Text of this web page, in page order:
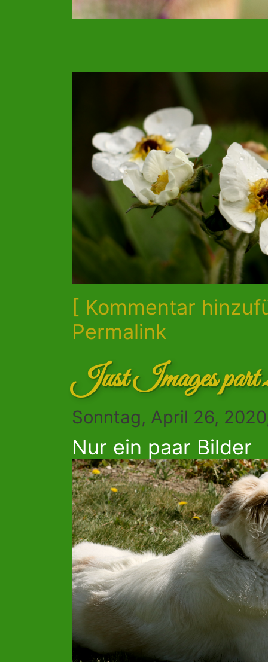
[ Kommentar
Permalink
Just Images part
Sonntag, April 26,
Nur ein paar Bilder